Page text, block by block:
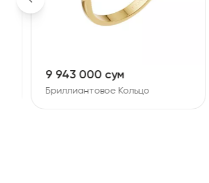
9 943 000 сум
Бриллиантовое Кольцо